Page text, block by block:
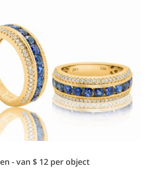
- van $ 12 per object